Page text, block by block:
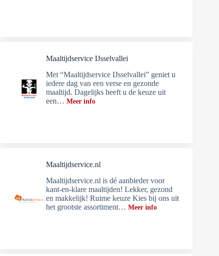
Maaltijdservice IJsselvallei
Met “Maaltijdservice IJsselvallei” geniet u
iedere dag van een verse en gezonde
maaltijd. Dagelijks heeft u de keuze uit
een… Meer info
Maaltijdservice.nl
Maaltijdservice.nl is dé aanbieder voor
kant-en-klare maaltijden! Lekker, gezond
en makkelijk! Ruime keuze Kies bij ons uit
het grootste assortiment… Meer info